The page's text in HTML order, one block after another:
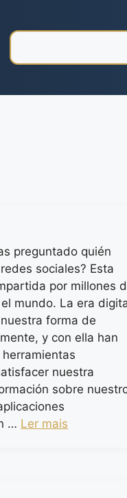
preguntado quién
sociales? Esta
por millones
mundo. La era
forma de
y con ella han
nuestra
sobre
… Ler mais